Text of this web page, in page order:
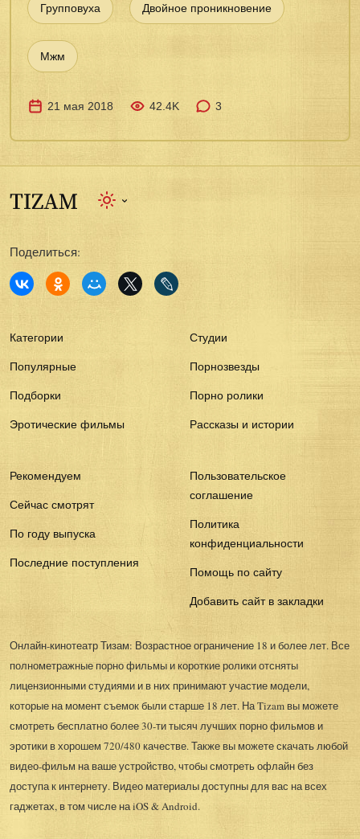
Групповуха Двойное проникновение
Мжм
21 мая 2018 42.4K 3
Поделиться:
Категории
Популярные
Подборки
Эротические фильмы
Студии
Порнозвезды
Порно ролики
Рассказы и истории
Рекомендуем
Сейчас смотрят
По году выпуска
Последние поступления
Пользовательское
соглашение
Политика
конфиденциальности
Помощь по сайту
Добавить сайт в закладки
Онлайн-кинотеатр Тизам: Возрастное ограничение 18 и более лет. Все
полнометражные порно фильмы и короткие ролики отсняты
лицензионными студиями и в них принимают участие модели,
которые на момент съемок были старше 18 лет. На Tizam вы можете
смотреть бесплатно более 30-ти тысяч лучших порно фильмов и
эротики в хорошем 720/480 качестве. Также вы можете скачать любой
видео-фильм на ваше устройство, чтобы смотреть офлайн без
доступа к интернету. Видео материалы доступны для вас на всех
гаджетах, в том числе на iOS & Android.